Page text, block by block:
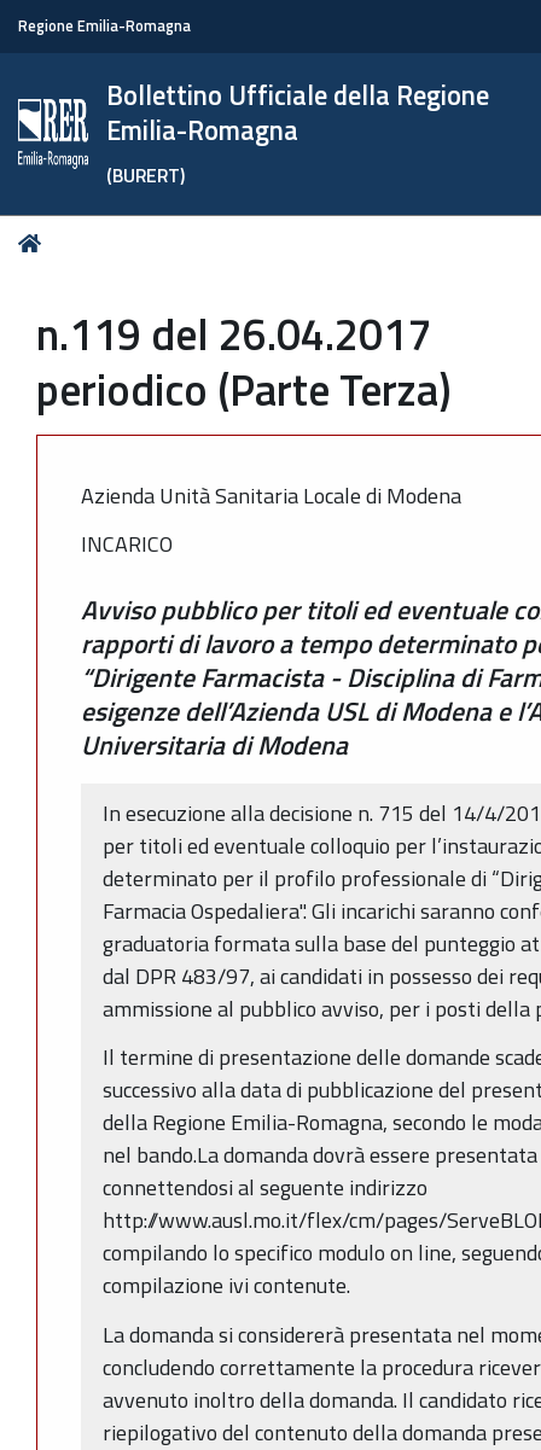
Regione Emilia-Romagna
Bollettino Ufficiale della Regione
Emilia-Romagna
(BURERT)
Tu
n.119 del 26.04.2017
periodico (Parte Terza)
Azienda Unità Sanitaria Locale di Modena
INCARICO
Avviso pubblico per titoli ed eventuale
rapporti di lavoro a tempo determinato
“Dirigente Farmacista - Disciplina di
esigenze dell’Azienda USL di Modena e
Universitaria di Modena
In esecuzione alla decisione n. 715 del 14/4/
per titoli ed eventuale colloquio per
determinato per il profilo professionale di
Farmacia Ospedaliera". Gli incarichi saranno
graduatoria formata sulla base del punteggio
dal DPR 483/97, ai candidati in possesso dei
ammissione al pubblico avviso, per i posti della
Il termine di presentazione delle domande
successivo alla data di pubblicazione del
della Regione Emilia-Romagna, secondo le
nel bando.La domanda dovrà essere
connettendosi al seguente indirizzo
http://www.ausl.mo.it/flex/cm/pages/
compilando lo specifico modulo on line,
compilazione ivi contenute.
La domanda si considererà presentata nel
concludendo correttamente la procedura
avvenuto inoltro della domanda. Il candidato
riepilogativo del contenuto della domanda